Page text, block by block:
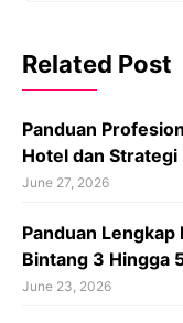
Related Post
Panduan
Hotel dan Strategi
June 27, 2026
Panduan
Bintang 3 Hingga
June 23, 2026